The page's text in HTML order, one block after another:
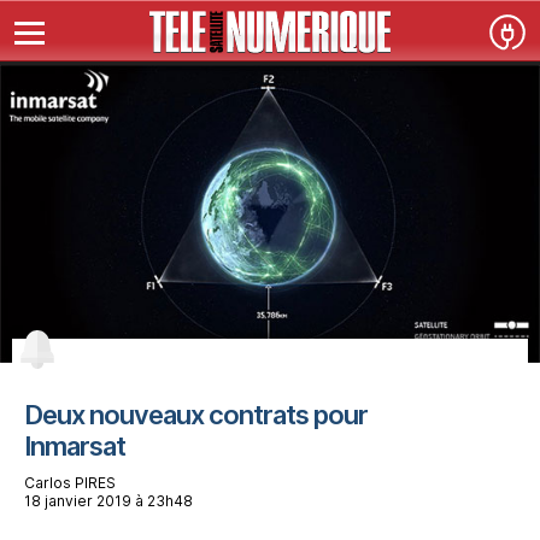
Deux nouveaux contrats pour
Inmarsat
Carlos PIRES
18 janvier 2019 à 23h48